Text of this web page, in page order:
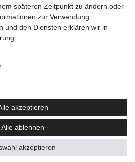
späteren Zeitpunkt zu ändern oder
zur Verwendung
und den Diensten erklären wir in
akzeptieren
Alle ablehnen
akzeptieren